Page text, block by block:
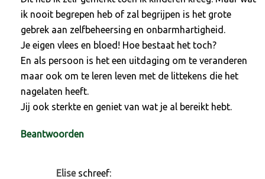
ik nooit begrepen heb of zal begrijpen is het grote
gebrek aan zelfbeheersing en onbarmhartigheid.
Je eigen vlees en bloed! Hoe bestaat het toch?
En als persoon is het een uitdaging om te veranderen
maar ook om te leren leven met de littekens die het
nagelaten heeft.
Jij ook sterkte en geniet van wat je al bereikt hebt.
Beantwoorden
Elise schreef: